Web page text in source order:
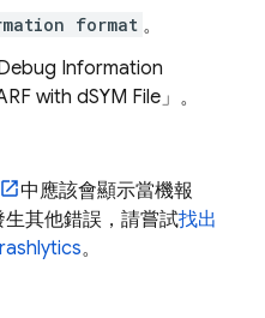
format 。
Information
with dSYM File」 。
中應該會顯示當機報
其他錯誤，請嘗試找出
。